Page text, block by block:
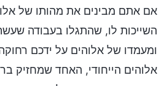
אם אתם מבינים את מהותו של
השייכות לו, שהתגלו בעבודה
ומעמדו של אלוהים על ידכם
אלוהים הייחודי, האחד שמחזיק